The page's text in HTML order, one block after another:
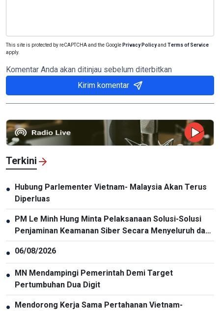
This site is protected by reCAPTCHA and the Google Privacy Policyand Terms of Service
apply.
Komentar Anda akan ditinjau sebelum diterbitkan
Kirim komentar
Terkini
● Hubung Parlementer Vietnam- Malaysia Akan Terus
Diperluas
● PM Le Minh Hung Minta Pelaksanaan Solusi-Solusi
Penjaminan Keamanan Siber Secara Menyeluruh dan
Sinkron
● 06/08/2026
● MN Mendampingi Pemerintah Demi Target
Pertumbuhan Dua Digit
● Mendorong Kerja Sama Pertahanan Vietnam-